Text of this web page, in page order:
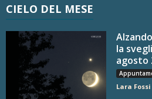
CIELO DEL MESE
la
agosto
Lara Fossi